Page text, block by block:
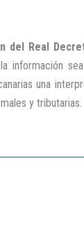
del Real
información
una
y tributarias.